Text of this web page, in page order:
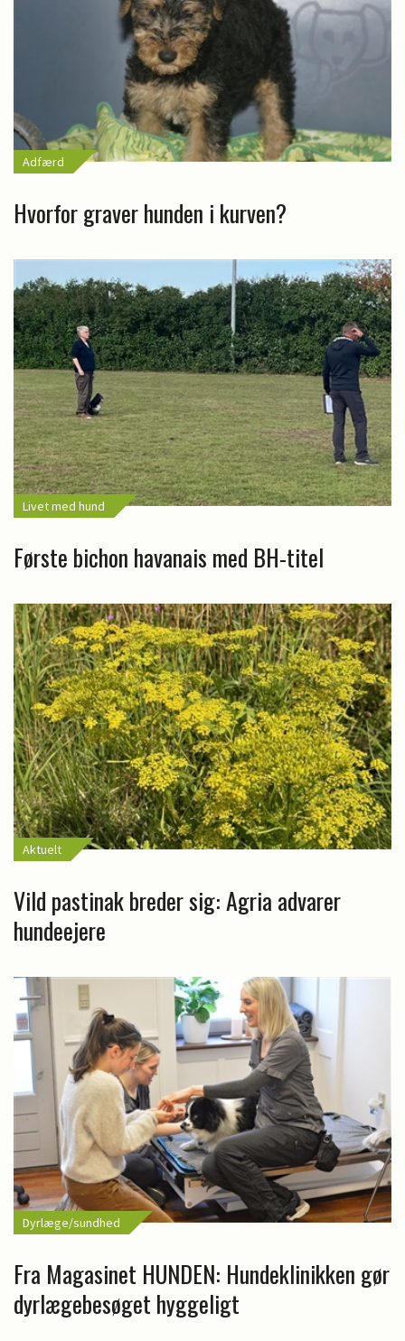
Adfærd
Hvorfor graver hunden i kurven?
Livet med hund
Første bichon havanais med BH-titel
Aktuelt
Vild pastinak breder sig: Agria advarer
hundeejere
Dyrlæge/sundhed
Fra Magasinet HUNDEN: Hundeklinikken gør
dyrlægebesøget hyggeligt